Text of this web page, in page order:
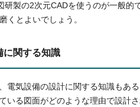
研製の2次元CADを使うのが一般
くとよいでしょう。
に関する知識
電気設備の設計に関する知識もあ
いる図面がどのような理由で設計